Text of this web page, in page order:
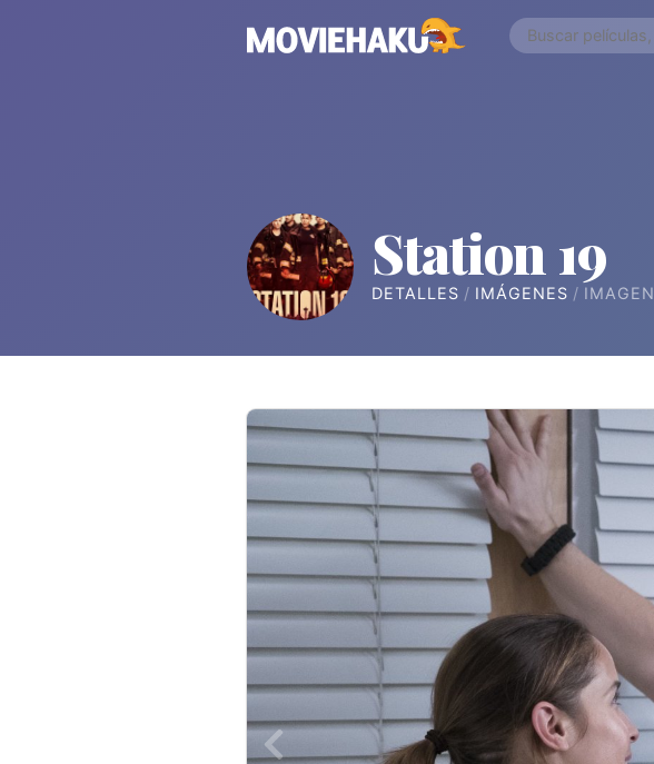
Station 19
DETALLES IMÁGENES IMAGEN